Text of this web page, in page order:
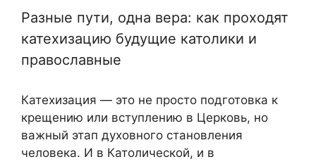
Разные пути, одна вера: как проходят
катехизацию будущие католики и
православные
Катехизация — это не просто подготовка к
крещению или вступлению в Церковь, но
важный этап духовного становления
человека. И в Католической, и в